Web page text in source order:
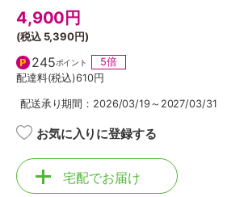
4,900 円
(税込 5,390円)
245ポイント
5倍
配達料(税込)610円
配送承り期間：2026/03/19～2027/03/31
お気に入りに登録する
宅配でお届け